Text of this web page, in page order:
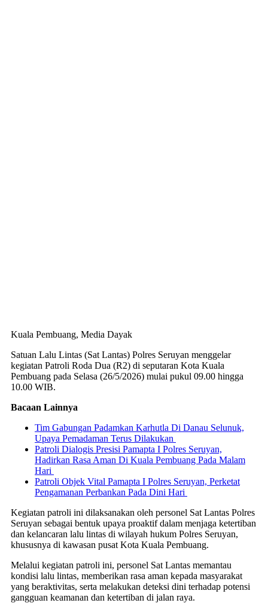
Kuala Pembuang, Media Dayak
Satuan Lalu Lintas (Sat Lantas) Polres Seruyan menggelar
kegiatan Patroli Roda Dua (R2) di seputaran Kota Kuala
Pembuang pada Selasa (26/5/2026) mulai pukul 09.00 hingga
10.00 WIB.
Bacaan Lainnya
Tim Gabungan Padamkan Karhutla Di Danau Selunuk,
Upaya Pemadaman Terus Dilakukan
Patroli Dialogis Presisi Pamapta I Polres Seruyan,
Hadirkan Rasa Aman Di Kuala Pembuang Pada Malam
Hari
Patroli Objek Vital Pamapta I Polres Seruyan, Perketat
Pengamanan Perbankan Pada Dini Hari
Kegiatan patroli ini dilaksanakan oleh personel Sat Lantas Polres
Seruyan sebagai bentuk upaya proaktif dalam menjaga ketertiban
dan kelancaran lalu lintas di wilayah hukum Polres Seruyan,
khususnya di kawasan pusat Kota Kuala Pembuang.
Melalui kegiatan patroli ini, personel Sat Lantas memantau
kondisi lalu lintas, memberikan rasa aman kepada masyarakat
yang beraktivitas, serta melakukan deteksi dini terhadap potensi
gangguan keamanan dan ketertiban di jalan raya.